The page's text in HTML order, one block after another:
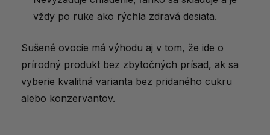
vždy po ruke ako rýchla zdravá desiata.
Sušené ovocie má výhodu aj v tom, že ide o
prírodný produkt bez zbytočných prísad, ak sa
vyberie kvalitná varianta bez pridaného cukru
alebo konzervantov.